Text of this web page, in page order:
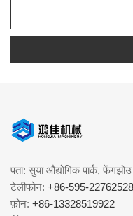
पता: सुया औद्योगिक पार्क,
टेलीफोन: +86-595-22762528
फ़ोन: +86-13328519922